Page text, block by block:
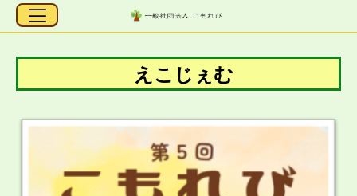
えこじぇむ